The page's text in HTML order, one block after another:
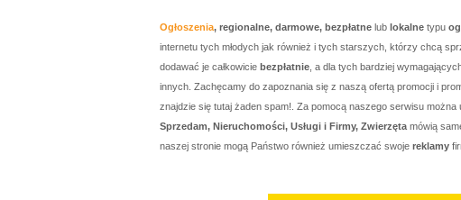
Ogłoszenia, regionalne, darmowe, bezpłatne lub lokalne typu
internetu tych młodych jak również i tych starszych, którzy chcą
dodawać je całkowicie bezpłatnie , a dla tych bardziej
innych. Zachęcamy do zapoznania się z naszą ofertą promocji i
znajdzie się tutaj żaden spam!. Za pomocą naszego serwisu można
Sprzedam, Nieruchomości, Usługi i Firmy, Zwierzęta mówią
naszej stronie mogą Państwo również umieszczać swoje reklamy